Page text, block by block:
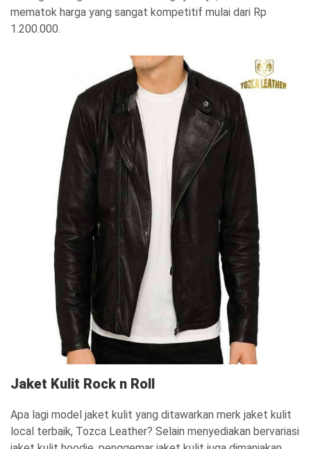
mematok harga yang sangat kompetitif mulai dari Rp
1.200.000.
Jaket Kulit Rock n Roll
Apa lagi model jaket kulit yang ditawarkan merk jaket kulit
local terbaik, Tozca Leather? Selain menyediakan bervariasi